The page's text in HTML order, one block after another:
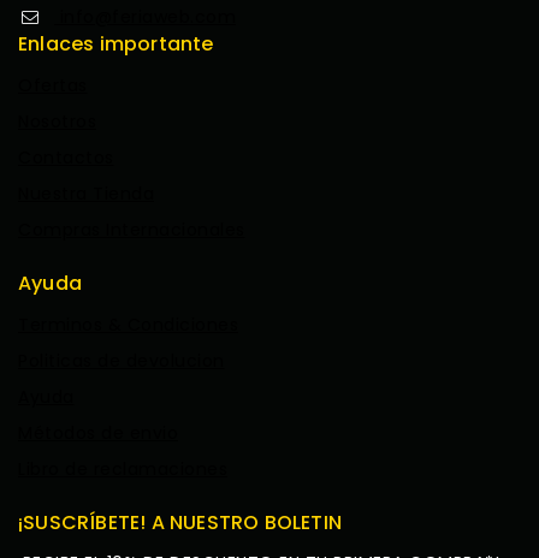
Enlaces importante
Ayuda
¡SUSCRÍBETE! A NUESTRO BOLETIN